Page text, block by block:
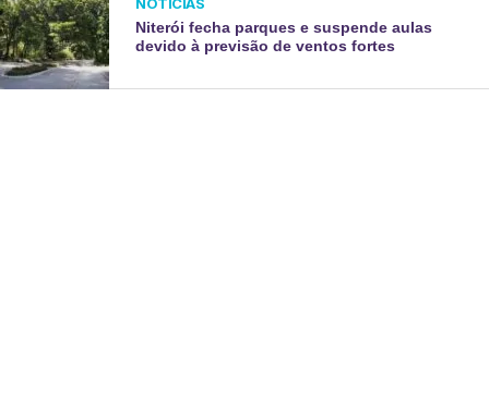
Niterói fecha parques e suspende aulas
devido à previsão de ventos fortes